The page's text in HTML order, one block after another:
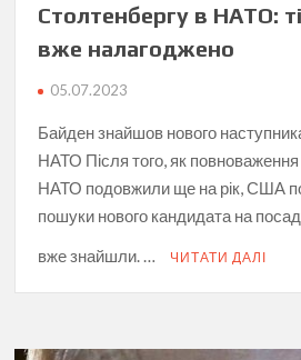
Столтенбергу в НАТО:
вже налагоджено
05.07.2023
Байден знайшов нового
НАТО Після того, як
НАТО подовжили ще на рік, США
пошуки нового кандидата на
вже знайшли. …
ЧИТАТИ ДАЛІ